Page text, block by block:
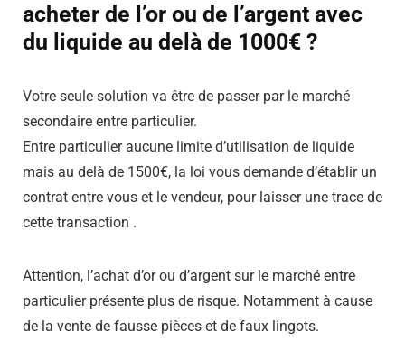
acheter de l’or ou de l’argent avec
du liquide au delà de 1000€ ?
Votre seule solution va être de passer par le marché
secondaire entre particulier.
Entre particulier aucune limite d’utilisation de liquide
mais au delà de 1500€, la loi vous demande d’établir un
contrat entre vous et le vendeur, pour laisser une trace de
cette transaction .
Attention, l’achat d’or ou d’argent sur le marché entre
particulier présente plus de risque. Notamment à cause
de la vente de fausse pièces et de faux lingots.